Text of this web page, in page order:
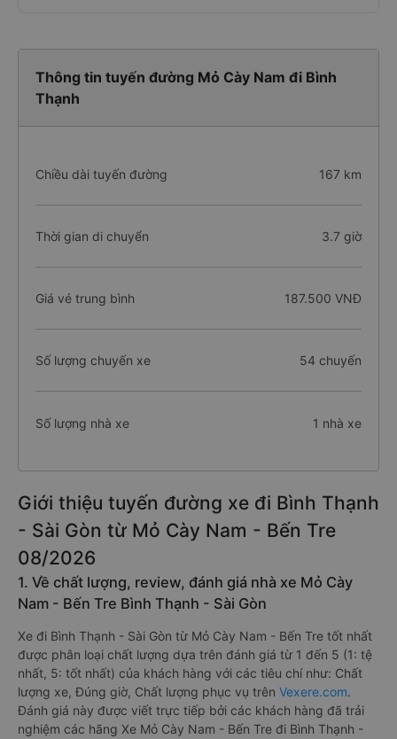
Thông tin tuyến đường Mỏ Cày Nam đi Bình
Thạnh
Chiều dài tuyến đường 167 km
Thời gian di chuyển 3.7 giờ
Giá vé trung bình 187.500 VNĐ
Số lượng chuyến xe 54 chuyến
Số lượng nhà xe 1 nhà xe
Giới thiệu tuyến đường xe đi Bình Thạnh
- Sài Gòn từ Mỏ Cày Nam - Bến Tre
08/2026
1. Về chất lượng, review, đánh giá nhà xe Mỏ Cày
Nam - Bến Tre Bình Thạnh - Sài Gòn
Xe đi Bình Thạnh - Sài Gòn từ Mỏ Cày Nam - Bến Tre tốt nhất
được phân loại chất lượng dựa trên đánh giá từ 1 đến 5 (1: tệ
nhất, 5: tốt nhất) của khách hàng với các tiêu chí như: Chất
lượng xe, Đúng giờ, Chất lượng phục vụ trên Vexere.com.
Đánh giá này được viết trực tiếp bởi các khách hàng đã trải
nghiệm các hãng Xe Mỏ Cày Nam - Bến Tre đi Bình Thạnh -